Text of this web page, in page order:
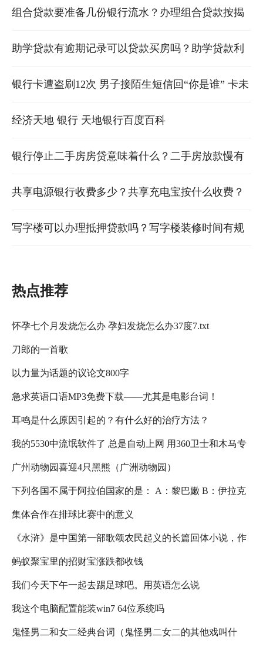
银行信息吗 微信扫码就被盗号了是真的吗知乎
组合贷款要准备几份银行流水？办理组合贷款按揭
需要还清信用卡吗 组合贷款要准备几份银行流水证
明
助学贷款有逾期记录可以贷款买房吗？助学贷款利
率和银行利率哪个高？ 学生助学贷款逾期,还有办法
解决吗
银行卡遭盗刷12次 男子接陌生短信回“你是谁” 卡未
离身被盗刷87万多 小伙的举动让银行全赔!
经济天地 银行 天地银行百度百科
银行停止二手房房贷意味着什么？二手房放款慢有
什么办法解决吗 银行停止二手房房贷意味着什么意
思
共享电源银行收费多少？共享充电宝按什么收费？
共享充电器多少钱一个
写字楼可以办理抵押贷款吗？写字楼装修时间有规
热点推荐
怀孕七个月发烧怎么办 孕妇发烧怎么办37度7.txt
刀郎的一首歌
以力量为话题的议论文800字
急求英语口语MP3免费下载——尤其是电影台词！
耳鸣是什么原因引起的？有什么好的治疗方法？
我的5530中流氓软件了 总是自动上网 用360卫士和木马专
杀都杀不出来
广州动物园喜迎4只黑熊（广洲动物园）
下列各国不属于阿拉伯国家的是： A：黎巴嫩 B：伊拉克
C：伊朗 D：也门 求解啊
集体合作在排球比赛中的意义
《水浒》是中国第一部歌颂农民起义的长篇回体小说，作
者施耐庵。小说以＿＿＿＿末年宋江起义
蚂蚁聚宝里的招财宝涨跌都收钱
我们今天下午一起去踢足球吧。用英语怎么说
我这个电脑配置能装win7 64位系统吗
鬼怪男二和女二经典台词（鬼怪男二女二的其他戏叫什